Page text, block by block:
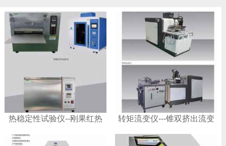
热稳定性试验仪--刚果红热
转矩流变仪---锥双挤出流变